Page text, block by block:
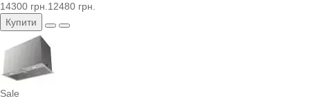
14300 грн. 12480 грн.
Купити
Sale